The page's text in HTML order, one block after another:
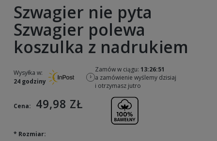
Szwagier nie pyta
Szwagier polewa
koszulka z nadrukiem
Wysyłka w:
24 godziny
Zamów w ciągu: 13:26:51
a zamówienie wyślemy dzisiaj
i otrzymasz jutro
Cena: 49,98 ZŁ
* Rozmiar: